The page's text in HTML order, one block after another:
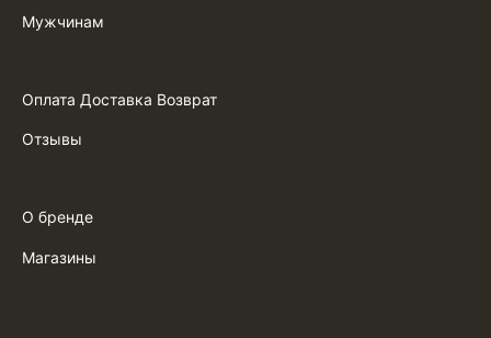
Мужчинам
Оплата Доставка Возврат
Отзывы
О бренде
Магазины